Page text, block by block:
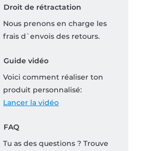
Droit de rétractation
Nous prenons en charge les
frais d`envois des retours.
Guide vidéo
Voici comment réaliser ton
produit personnalisé:
Lancer la vidéo
FAQ
Tu as des questions ? Trouve